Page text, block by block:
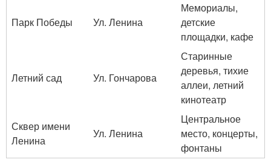
Парк Победы Ул. Ленина
Мемориалы,
детские
площадки, кафе
Летний сад Ул. Гончарова
Старинные
деревья, тихие
аллеи, летний
кинотеатр
Сквер имени
Ленина
Ул. Ленина
Центральное
место, концерты,
фонтаны